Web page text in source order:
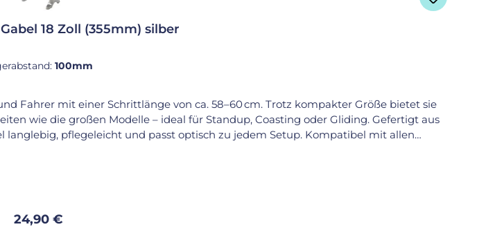
18 Zoll (355mm) silber
100mm
Fahrer mit einer Schrittlänge von ca. 58–60 cm. Trotz kompakter Größe bietet sie
wie die großen Modelle – ideal für Standup, Coasting oder Gliding. Gefertigt aus
pflegeleicht und passt optisch zu jedem Setup. Kompatibel mit allen
Regulärer Preis:
24,90 €